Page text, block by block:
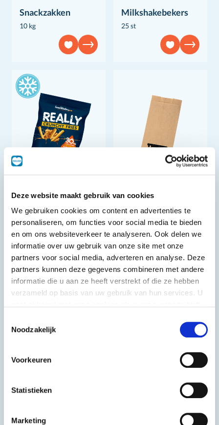
Deze website maakt gebruik van cookies
We gebruiken cookies om content en advertenties te
personaliseren, om functies voor social media te bieden
en om ons websiteverkeer te analyseren. Ook delen we
informatie over uw gebruik van onze site met onze
partners voor social media, adverteren en analyse. Deze
partners kunnen deze gegevens combineren met andere
informatie die u aan ze heeft verstrekt of die ze hebben
verzameld op basis van uw gebruik van hun services. U
Noodzakelijk
Voorkeuren
Statistieken
Marketing
Snackzakken
10 kg
Milkshakebekers
25 st
REALLY Crunchy
Fries
4x2,5 kg
Snackzakken
10 kg